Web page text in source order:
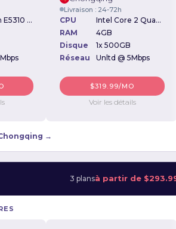
Livraison : 24-72h
CPU
Intel Xeon E3-1240 3.30GHz
16GB
2x 1TB
Réseau
Unltd @ 5Mbps
$163.99/MO
CPU
Réseau
Intel Xeon E5310 1.60GHz
Livraison : 24-72h
CPU
Intel Core 2 Quad Q9300 2.50GHz
RAM
4GB
Disque
1x 500GB
Réseau
Unltd @ 5Mbps
$319.99/MO
Voir les détails
→
3 plansà partir de